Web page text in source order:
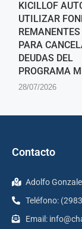
KICILLOF
UTILIZAR
PARA
DEUDAS DEL
PROGRAMA
28/07/2026
Contacto
Adolfo
Teléfono:
Email: